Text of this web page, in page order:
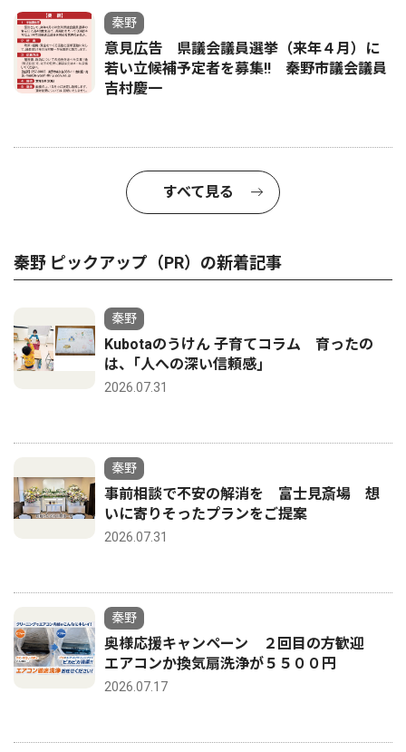
秦野
意見広告 県議会議員選挙（来年４月）に
若い立候補予定者を募集‼ 秦野市議会議員
吉村慶一
すべて見る
秦野 ピックアップ（PR）の新着記事
秦野
Kubotaのうけん 子育てコラム 育ったの
は、｢人への深い信頼感｣
2026.07.31
秦野
事前相談で不安の解消を 富士見斎場 想
いに寄りそったプランをご提案
2026.07.31
秦野
奥様応援キャンペーン ２回目の方歓迎
エアコンか換気扇洗浄が５５００円
2026.07.17